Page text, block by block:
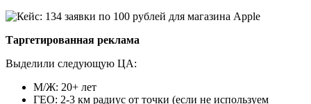
Таргетированная реклама
Выделили следующую ЦА:
М/Ж: 20+ лет
ГЕО: 2-3 км радиус от точки (если не используем